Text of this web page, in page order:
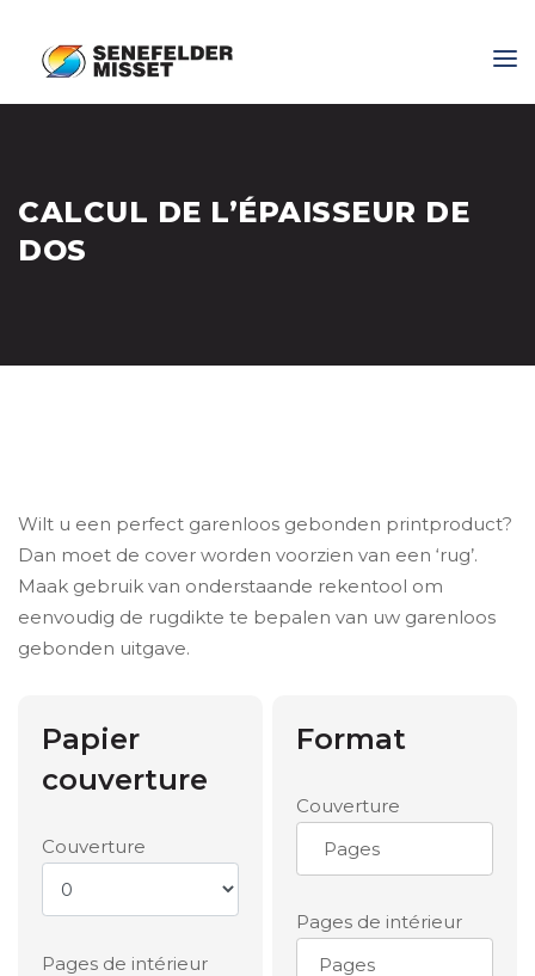
CALCUL DE L’ÉPAISSEUR DE
DOS
Wilt u een perfect garenloos gebonden printproduct?
Dan moet de cover worden voorzien van een ‘rug’.
Maak gebruik van onderstaande rekentool om
eenvoudig de rugdikte te bepalen van uw garenloos
gebonden uitgave.
Papier
couverture
Couverture
Pages de intérieur
Format
Couverture
Pages de intérieur